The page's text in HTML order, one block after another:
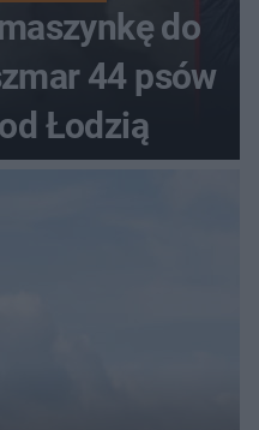
do
44 psów
Łodzią